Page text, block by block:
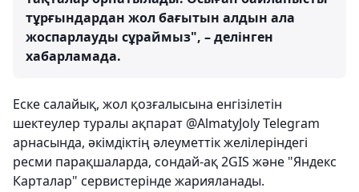
тұрғындардан жол бағытын алдын ала
жоспарлауды сұраймыз", – делінген
хабарламада.
Еске салайық, жол қозғалысына енгізілетін
шектеулер туралы ақпарат @AlmatyJoly Telegram
арнасында, әкімдіктің әлеуметтік желілеріндегі
ресми парақшаларда, сондай-ақ 2GIS және "Яндекс
Карталар" сервистерінде жарияланады.